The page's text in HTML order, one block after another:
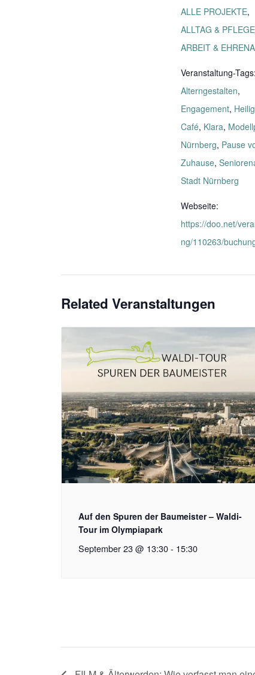
ALLE PROJEKTE,
ALLTAG & PFLEGE
ARBEIT &
Veranstaltung-Tags:
Alterngestalten,
Engagement,
Café, Klara,
Nürnberg, Pause
Zuhause,
Stadt Nürnberg
Webseite:
https://doo.net/
ng/110263/
Related Veranstaltungen
Auf den Spuren der Baumeister – Waldi-
Tour im Olympiapark
September 23 @ 13:30 - 15:30